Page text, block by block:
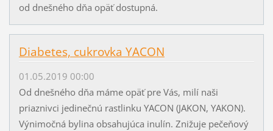
od dnešného dňa opäť dostupná.
Diabetes, cukrovka YACON
01.05.2019 00:00
Od dnešného dňa máme opäť pre Vás, milí naši
priaznivci jedinečnú rastlinku YACON (JAKON, YAKON).
Výnimočná bylina obsahujúca inulín. Znižuje pečeňový